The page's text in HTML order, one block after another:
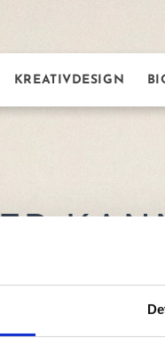
KREATIVDESIGN